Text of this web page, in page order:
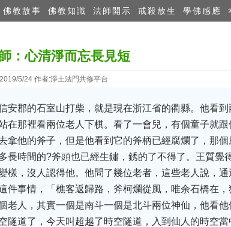
佛教故事 佛教知識 法師開示 戒殺放生 學佛感應
：心清淨而忘長見短
5/24 作者:淨土法門共修平台
安郡的石室山打柴，就是現在浙江省的衢縣。他看
在那裡看兩位老人下棋。看了一會兒，有個童子就
拿他的斧子，但是他看到它的斧柄已經腐爛了，那
長時間的?斧頭也已經生鏽，銹的了不得了。王質覺
樣，沒人認得他。他問了幾位老者，這些老人說，
件事情，「樵客返歸路，斧柯爛從風，唯余石橋在
老人，其實一個是南斗一個是北斗兩位神仙，他看他
道了，今天叫超越了時空隧道，入到仙人的時空當